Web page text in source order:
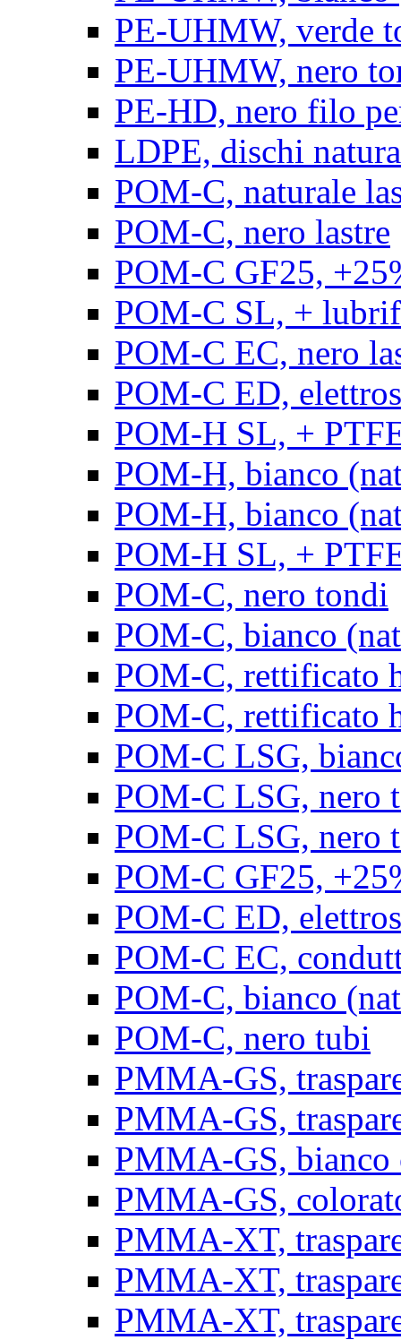
PE-UHMW, verde
PE-UHMW, nero
PE-HD, nero filo
LDPE, dischi
POM-C, naturale
POM-C, nero lastre
POM-C GF25,
POM-C SL, +
POM-C EC, nero
POM-C ED,
POM-H SL, +
POM-H, bianco
POM-H, bianco
POM-H SL, +
POM-C, nero tondi
POM-C, bianco
POM-C, rettificato
POM-C, rettificato
POM-C LSG,
POM-C LSG, nero
POM-C LSG, nero
POM-C GF25,
POM-C ED,
POM-C EC,
POM-C, bianco
POM-C, nero tubi
PMMA-GS,
PMMA-GS,
PMMA-GS, bianco
PMMA-GS,
PMMA-XT,
PMMA-XT,
PMMA-XT,